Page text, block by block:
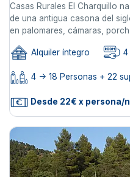
Casas Rurales El Charquillo
de una antigua casona del
en palomares, cámaras,
Alquiler íntegro 4
4 -> 18 Personas + 22
Desde 22€ x persona/